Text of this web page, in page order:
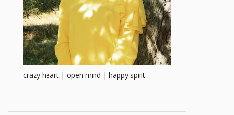
crazy heart | open mind | happy spirit